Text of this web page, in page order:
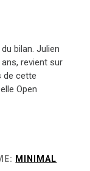
bilan. Julien
revient sur
de cette
Open
MINIMAL